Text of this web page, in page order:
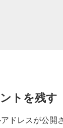
トを残す
アドレスが公開